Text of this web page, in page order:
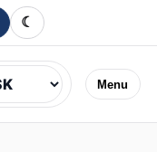
☾
Menu
Jazyk